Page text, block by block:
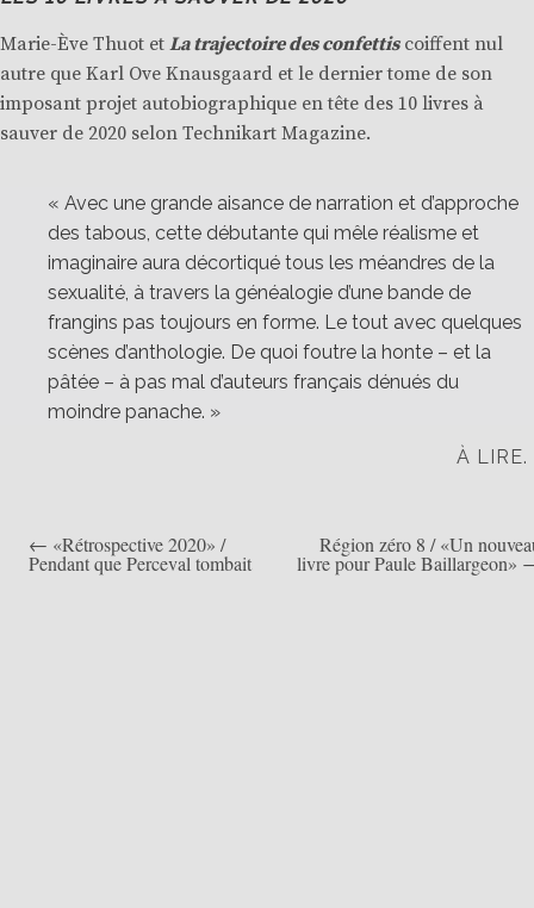
Marie-Ève Thuot et La trajectoire des confettiscoiffent nul
autre que Karl Ove Knausgaard et le dernier tome de son
imposant projet autobiographique en tête des 10 livres à
sauver de 2020 selon Technikart Magazine.
« Avec une grande aisance de narration et d’approche
des tabous, cette débutante qui mêle réalisme et
imaginaire aura décortiqué tous les méandres de la
sexualité, à travers la généalogie d’une bande de
frangins pas toujours en forme. Le tout avec quelques
scènes d’anthologie. De quoi foutre la honte – et la
pâtée – à pas mal d’auteurs français dénués du
moindre panache. »
À LIRE.
Navigation
de
← «Rétrospective 2020» /
Pendant que Perceval tombait
Région zéro 8 / «Un
livre pour Paule Baillargeon»